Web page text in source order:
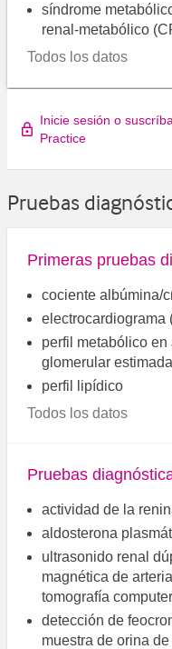
síndrome
renal-metabólico
Todos los datos
Inicie sesión o
Practice
Pruebas
Primeras pruebas
cociente albúmina/
electrocardiograma
perfil metabólico
glomerular
perfil lipídico
Todos los datos
Pruebas
actividad de la
aldosterona
ultrasonido renal
magnética de
tomografía
detección de
muestra de orina